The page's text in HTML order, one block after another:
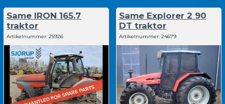
Same IRON 165.7
traktor
Artikelnummer: 25926
Same Explorer 2 90
DT traktor
Artikelnummer: 24679